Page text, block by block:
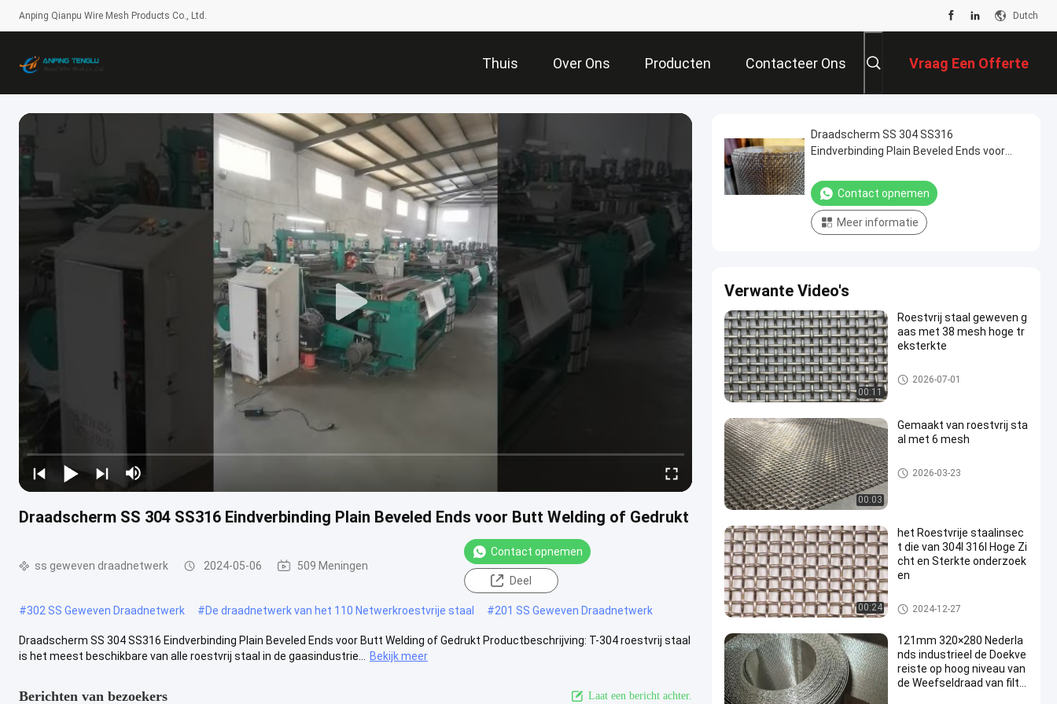
Anping Qianpu Wire Mesh Products Co., Ltd. Dutch
Thuis Over Ons Producten Contacteer Ons Vraag Een Offerte
Draadscherm SS 304 SS316 Eindverbinding Plain Beveled Ends voor Butt Welding of Gedrukt
ss geweven draadnetwerk 2024-05-06 509 Meningen
Contact opnemen
Deel
#302 SS Geweven Draadnetwerk #De draadnetwerk van het 110 Netwerkroestvrije staal #201 SS Geweven Draadnetwerk
Draadscherm SS 304 SS316 Eindverbinding Plain Beveled Ends voor Butt Welding of Gedrukt Productbeschrijving: T-304 roestvrij staal
is het meest beschikbare van alle roestvrij staal in de gaasindustrie...
Bekijk meer
Berichten van bezoekers Laat een bericht achter.
Draadscherm SS 304 SS316
Eindverbinding Plain Beveled Ends voor
Contact opnemen
Meer informatie
Verwante Video's
00:11
Roestvrij staal geweven g
aas met 38 mesh hoge tr
eksterkte
ss geweven draadnetwerk
2026-07-01
00:03
Gemaakt van roestvrij sta
al met 6 mesh
ss geweven draadnetwerk
2026-03-23
00:24
het Roestvrije staalinsec
t die van 304l 316l Hoge Zi
cht en Sterkte onderzoek
en
ss geweven draadnetwerk
2024-12-27
121mm 320×280 Nederla
nds industrieel de Doekve
reiste op hoog niveau van
de Weefseldraad van filtr